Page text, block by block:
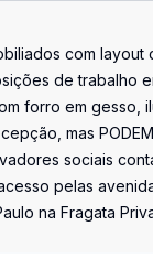
com
de trabalho
forro em gesso,
mas
sociais
pelas
na Fragata